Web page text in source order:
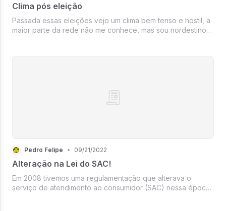
Clima pós eleição
Passada essas eleições vejo um clima bem tenso e hostil, a
maior parte da rede não me conhece, mas sou nordestino
Pedro Felipe • 09/21/2022
Alteração na Lei do SAC!
Em 2008 tivemos uma regulamentação que alterava o
serviço de atendimento ao consumidor (SAC) nessa época